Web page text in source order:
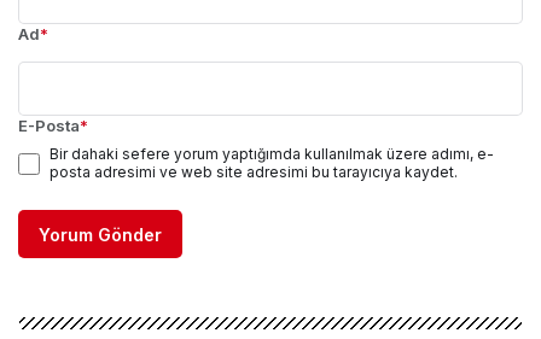
Ad*
E-Posta*
Bir dahaki sefere yorum yaptığımda kullanılmak üzere adımı, e-
posta adresimi ve web site adresimi bu tarayıcıya kaydet.
Yorum Gönder